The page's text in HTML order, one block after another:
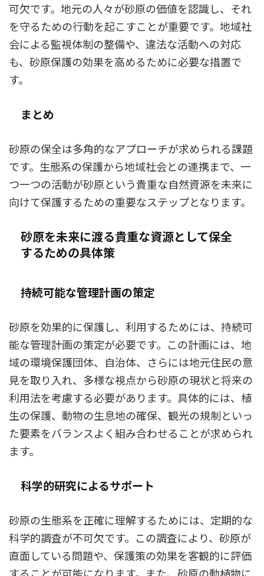
可欠です。地元の人々が砂原の価値を認識し、それ
を守るための行動を起こすことが重要です。地域社
会による監視体制の整備や、違法な活動への対応
も、砂原保護の効果を高めるために必要な措置で
す。
まとめ
砂原の保全は多角的なアプローチが求められる課題
です。生態系の保護から地域社会との連携まで、一
つ一つの活動が砂原という貴重な自然資源を未来に
向けて保護するための重要なステップとなります。
砂原を未来に渡る貴重な資源として保全
するための具体策
持続可能な管理計画の策定
砂原を効果的に保護し、利用するためには、持続可
能な管理計画の策定が必要です。この計画には、地
域の環境保護団体、自治体、さらには地元住民の意
見を取り入れ、多様な視点から砂原の現状と将来の
利用法を考慮する必要があります。具体的には、植
生の保護、動物の生息地の確保、観光の規制といっ
た要素をバランスよく組み合わせることが求められ
ます。
科学的研究によるサポート
砂原の生態系を正確に理解するためには、定期的な
科学的調査が不可欠です。この調査により、砂原が
直面している問題や、保護策の効果を客観的に評価